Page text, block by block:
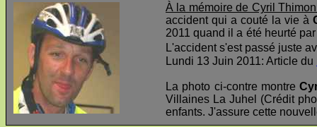
À la mémoire de Cyril
accident qui a couté la vie à
2011 quand il a été heurté
L'accident s'est passé juste
Lundi 13 Juin 2011: Article du
La photo ci-contre montre
Villaines La Juhel (Crédit
enfants. J'assure cette